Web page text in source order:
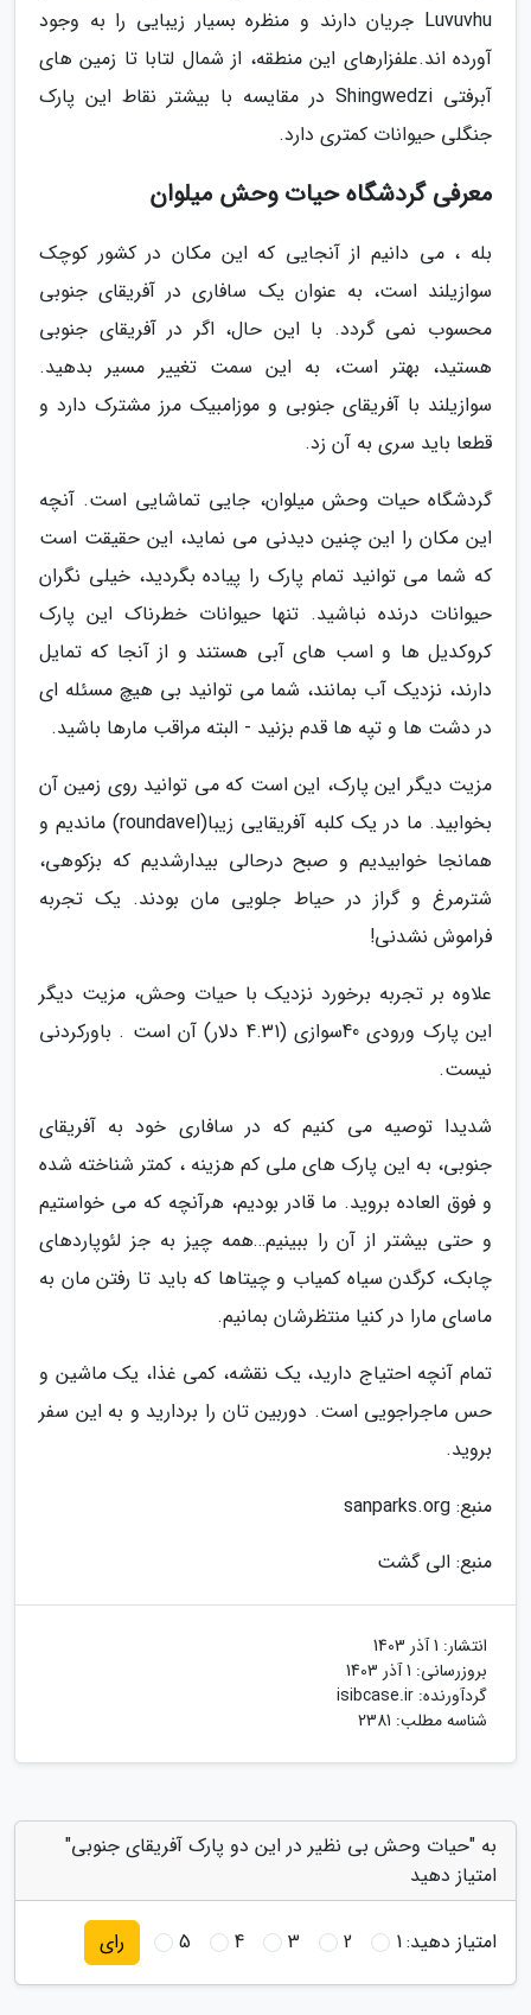
Luvuvhu جریان دارند و منظره بسیار زیبایی را به وجود
آورده اند.علفزارهای این منطقه، از شمال لتابا تا زمین های
آبرفتی Shingwedzi در مقایسه با بیشتر نقاط این پارک
جنگلی حیوانات کمتری دارد.
معرفی گردشگاه حیات وحش میلوان
بله ، می دانیم از آنجایی که این مکان در کشور کوچک
سوازیلند است، به عنوان یک سافاری در آفریقای جنوبی
محسوب نمی گردد. با این حال، اگر در آفریقای جنوبی
هستید، بهتر است، به این سمت تغییر مسیر بدهید.
سوازیلند با آفریقای جنوبی و موزامبیک مرز مشترک دارد و
قطعا باید سری به آن زد.
گردشگاه حیات وحش میلوان، جایی تماشایی است. آنچه
این مکان را این چنین دیدنی می نماید، این حقیقت است
که شما می توانید تمام پارک را پیاده بگردید، خیلی نگران
حیوانات درنده نباشید. تنها حیوانات خطرناک این پارک
کروکدیل ها و اسب های آبی هستند و از آنجا که تمایل
دارند، نزدیک آب بمانند، شما می توانید بی هیچ مسئله ای
در دشت ها و تپه ها قدم بزنید - البته مراقب مارها باشید.
مزیت دیگر این پارک، این است که می توانید روی زمین آن
بخوابید. ما در یک کلبه آفریقایی زیبا(roundavel) ماندیم و
همانجا خوابیدیم و صبح درحالی بیدارشدیم که بزکوهی،
شترمرغ و گراز در حیاط جلویی مان بودند. یک تجربه
فراموش نشدنی!
علاوه بر تجربه برخورد نزدیک با حیات وحش، مزیت دیگر
این پارک ورودی 40سوازی (4.31 دلار) آن است . باورکردنی
نیست.
شدیدا توصیه می کنیم که در سافاری خود به آفریقای
جنوبی، به این پارک های ملی کم هزینه ، کمتر شناخته شده
و فوق العاده بروید. ما قادر بودیم، هرآنچه که می خواستیم
و حتی بیشتر از آن را ببینیم…همه چیز به جز لئوپاردهای
چابک، کرگدن سیاه کمیاب و چیتاها که باید تا رفتن مان به
ماسای مارا در کنیا منتظرشان بمانیم.
تمام آنچه احتیاج دارید، یک نقشه، کمی غذا، یک ماشین و
حس ماجراجویی است. دوربین تان را بردارید و به این سفر
بروید.
منبع: sanparks.org
منبع: الی گشت
انتشار: 1 آذر 1403
بروزرسانی: 1 آذر 1403
گردآورنده: isibcase.ir
شناسه مطلب: 2381
به "حیات وحش بی نظیر در این دو پارک آفریقای جنوبی"
امتیاز دهید
امتیاز دهید:1
2
3
4
5 رای